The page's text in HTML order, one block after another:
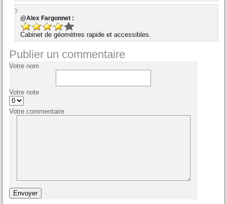
@Alex Fargonnet :
Cabinet de géomètres rapide et accessibles.
Publier un commentaire
Votre nom
Votre note
Votre commentaire